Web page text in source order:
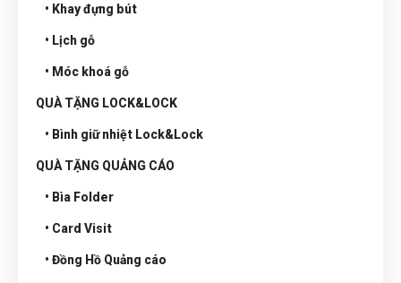
• Khay đựng bút
• Lịch gỗ
• Móc khoá gỗ
QUÀ TẶNG LOCK&LOCK
• Bình giữ nhiệt Lock&Lock
QUÀ TẶNG QUẢNG CÁO
• Bìa Folder
• Card Visit
• Đồng Hồ Quảng cáo